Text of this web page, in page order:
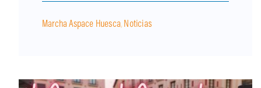
Marcha Aspace Huesca, Noticias